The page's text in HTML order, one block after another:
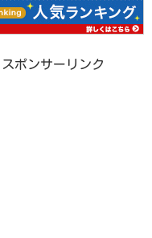
スポンサーリンク